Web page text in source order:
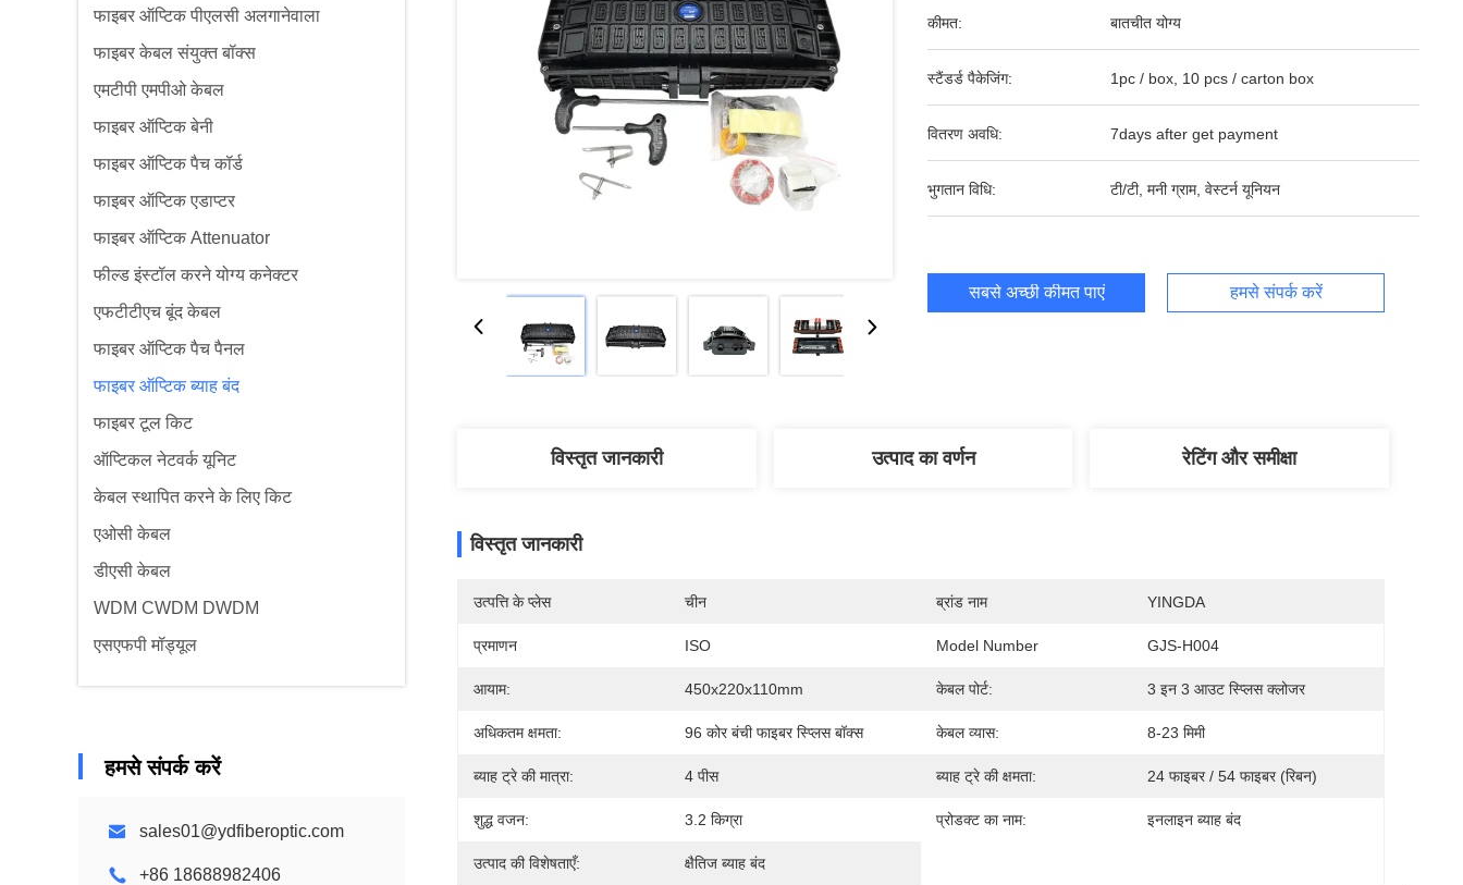
फाइबर ऑप्टिक पीएलसी अलगानेवाला
फाइबर केबल संयुक्त बॉक्स
एमटीपी एमपीओ केबल
फाइबर ऑप्टिक बेनी
फाइबर ऑप्टिक पैच कॉर्ड
फाइबर ऑप्टिक एडाप्टर
फाइबर ऑप्टिक Attenuator
फील्ड इंस्टॉल करने योग्य कनेक्टर
एफटीटीएच बूंद केबल
फाइबर ऑप्टिक पैच पैनल
फाइबर ऑप्टिक ब्याह बंद
फाइबर टूल किट
ऑप्टिकल नेटवर्क यूनिट
केबल स्थापित करने के लिए किट
एओसी केबल
डीएसी केबल
WDM CWDM DWDM
एसएफपी मॉड्यूल
हमसे संपर्क करें
sales01@ydfiberoptic.com
+86 18688982406
कीमत: बातचीत योग्य
स्टैंडर्ड पैकेजिंग: 1pc / box, 10 pcs / carton box
वितरण अवधि: 7days after get payment
भुगतान विधि: टी/टी, मनी ग्राम, वेस्टर्न यूनियन
सबसे अच्छी कीमत पाएं हमसे संपर्क करें
विस्तृत जानकारी उत्पाद का वर्णन रेटिंग और समीक्षा
विस्तृत जानकारी
उत्पत्ति के प्लेस चीन ब्रांड नाम YINGDA
प्रमाणन ISO Model Number GJS-H004
आयाम: 450x220x110mm केबल पोर्ट: 3 इन 3 आउट स्प्लिस क्लोजर
अधिकतम क्षमता: 96 कोर बंची फाइबर स्प्लिस बॉक्स केबल व्यास: 8-23 मिमी
ब्याह ट्रे की मात्रा: 4 पीस ब्याह ट्रे की क्षमता: 24 फाइबर / 54 फाइबर (रिबन)
शुद्ध वजन: 3.2 किग्रा प्रोडक्ट का नाम: इनलाइन ब्याह बंद
उत्पाद की विशेषताएँ: क्षैतिज ब्याह बंद